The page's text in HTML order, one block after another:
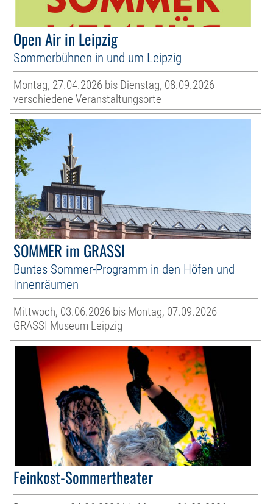
Open Air in Leipzig
Sommerbühnen in und um Leipzig
Montag, 27.04.2026 bis Dienstag, 08.09.2026
verschiedene Veranstaltungsorte
SOMMER im GRASSI
Buntes Sommer-Programm in den Höfen und
Innenräumen
Mittwoch, 03.06.2026 bis Montag, 07.09.2026
GRASSI Museum Leipzig
Feinkost-Sommertheater